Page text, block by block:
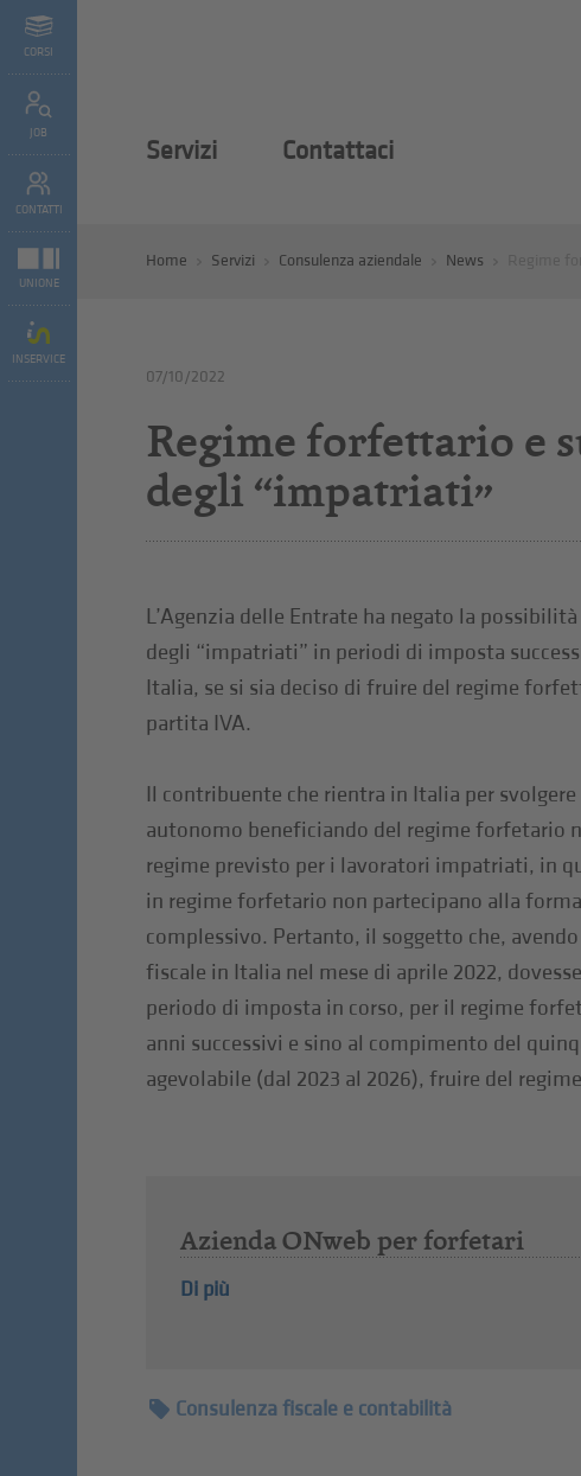
CORSI
JOB
CONTATTI
UNIONE
INSERVICE
Servizi Contattaci
Home Servizi Consulenza aziendale News
07/10/2022
Regime forfettario e
degli “impatriati”
L’Agenzia delle Entrate ha negato la
degli “impatriati” in periodi di imposta
Italia, se si sia deciso di fruire del regime
partita IVA.
Il contribuente che rientra in Italia per
autonomo beneficiando del regime forfetario
regime previsto per i lavoratori impatriati, in
in regime forfetario non partecipano alla
complessivo. Pertanto, il soggetto che,
fiscale in Italia nel mese di aprile 2022,
periodo di imposta in corso, per il regime
anni successivi e sino al compimento del
agevolabile (dal 2023 al 2026), fruire del
Azienda ONweb per forfetari
Di più
Consulenza fiscale e contabilità